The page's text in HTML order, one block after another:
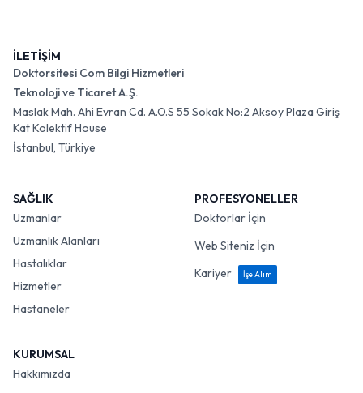
İLETİŞİM
Doktorsitesi Com Bilgi Hizmetleri
Teknoloji ve Ticaret A.Ş.
Maslak Mah. Ahi Evran Cd. A.O.S 55 Sokak No:2 Aksoy Plaza Giriş
Kat Kolektif House
İstanbul, Türkiye
SAĞLIK
Uzmanlar
Uzmanlık Alanları
Hastalıklar
Hizmetler
Hastaneler
PROFESYONELLER
Doktorlar İçin
Web Siteniz İçin
Kariyer
İşe Alım
KURUMSAL
Hakkımızda